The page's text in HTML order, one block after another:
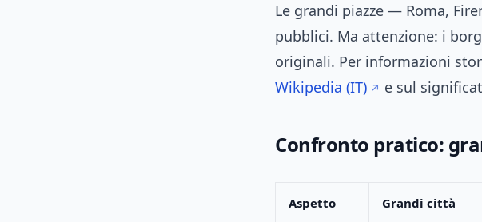
Le grandi piazze — Roma,
pubblici. Ma attenzione: i
originali. Per informazioni
Wikipedia (IT)
e sul
Confronto pratico:
Aspetto Grandi città